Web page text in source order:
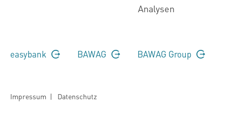
Analysen
easybank BAWAG BAWAG Group
Impressum | Datenschutz